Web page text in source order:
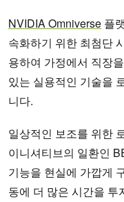
NVIDIA Omniverse 플
속화하기 위한 최첨단
용하여 가정에서 직장
있는 실용적인 기술을
니다.
일상적인 보조를 위한
이니셔티브의 일환인
기능을 현실에 가깝게
동에 더 많은 시간을 투